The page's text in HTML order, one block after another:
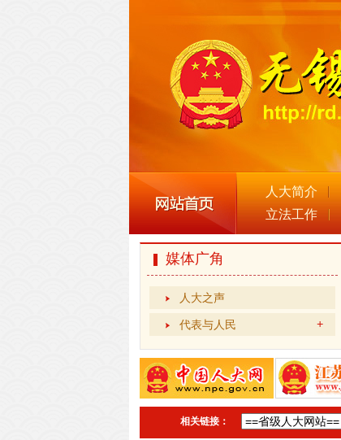
人大简介
立法工作
媒体广角
人大之声
代表与人民
相关链接：